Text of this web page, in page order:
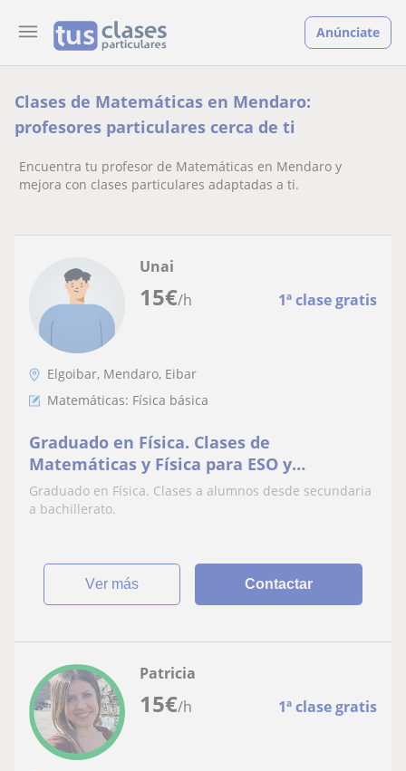
Anúnciate
Clases de Matemáticas en Mendaro:
profesores particulares cerca de ti
Encuentra tu profesor de Matemáticas en Mendaro y
mejora con clases particulares adaptadas a ti.
15€/h 1ª clase gratis
Unai
Elgoibar, Mendaro, Eibar
Matemáticas: Física básica
Graduado en Física. Clases de
Matemáticas y Física para ESO y
Bachillerato
Graduado en Física. Clases a alumnos desde secundaria
a bachillerato.
ver más Contactar
15€/h 1ª clase gratis
Patricia